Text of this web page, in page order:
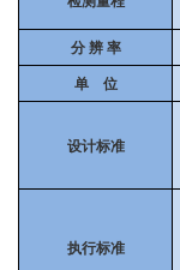
分 辨 率
单 位
设计标准
执行标准